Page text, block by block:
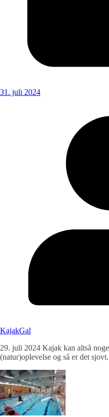
31. juli 2024
KajakGal
29. juli 2024 Kajak kan altså
(natur)oplevelse og så er det